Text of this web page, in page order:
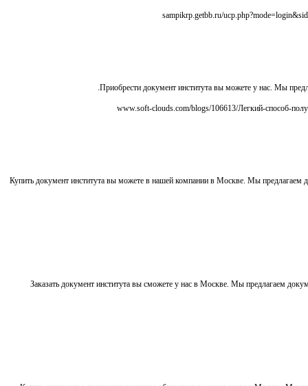
Приобрести документ института вы можете у нас. Мы
Купить документ института вы можете в нашей компании в Москве. Мы
Заказать документ института вы сможете у нас в Москве. Мы предлагаем